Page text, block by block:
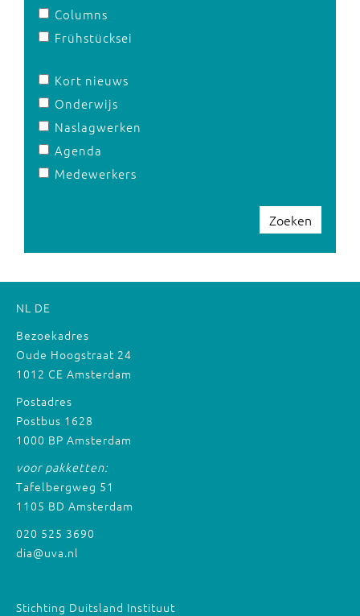
Columns
Frühstücksei
Kort nieuws
Onderwijs
Naslagwerken
Agenda
Medewerkers
Zoeken
NL DE
Bezoekadres
Oude Hoogstraat 24
1012 CE Amsterdam
Postadres
Postbus 1628
1000 BP Amsterdam
voor pakketten:
Tafelbergweg 51
1105 BD Amsterdam
020 525 3690
dia@uva.nl
Stichting Duitsland Instituut